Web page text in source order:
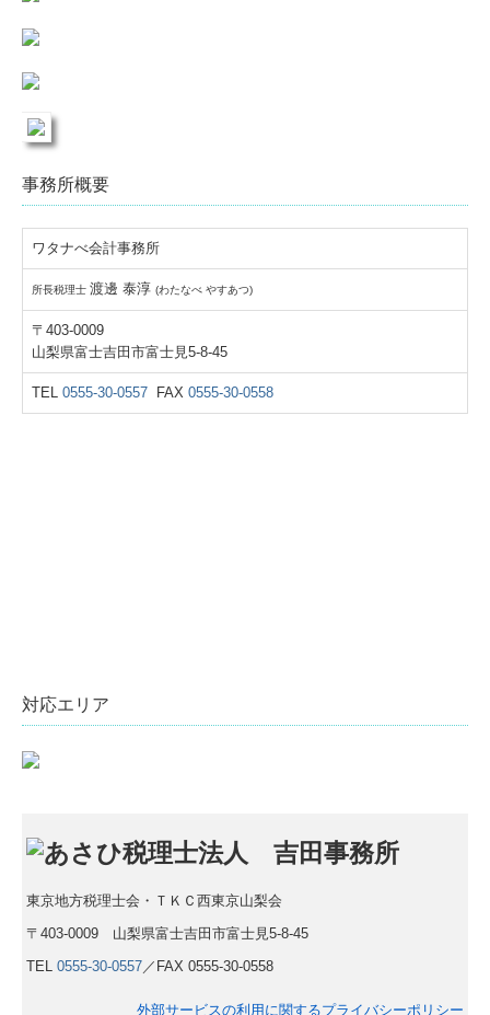
事務所概要
ワタナべ会計事務所
所長税理士 渡邊 泰淳 (わたなべ やすあつ)
〒403-0009
山梨県富士吉田市富士見5-8-45
TEL 0555-30-0557 FAX 0555-30-0558
対応エリア
東京地方税理士会・ＴＫＣ西東京山梨会
〒403-0009 山梨県富士吉田市富士見5-8-45
TEL 0555-30-0557／FAX 0555-30-0558
外部サービスの利用に関するプライバシーポリシー